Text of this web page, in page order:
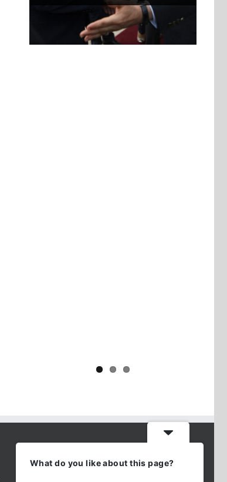
ROSE VALLAND, HEROÏNE DE LA
RESISTANCE FRANÇAISE
What do you like about this page?